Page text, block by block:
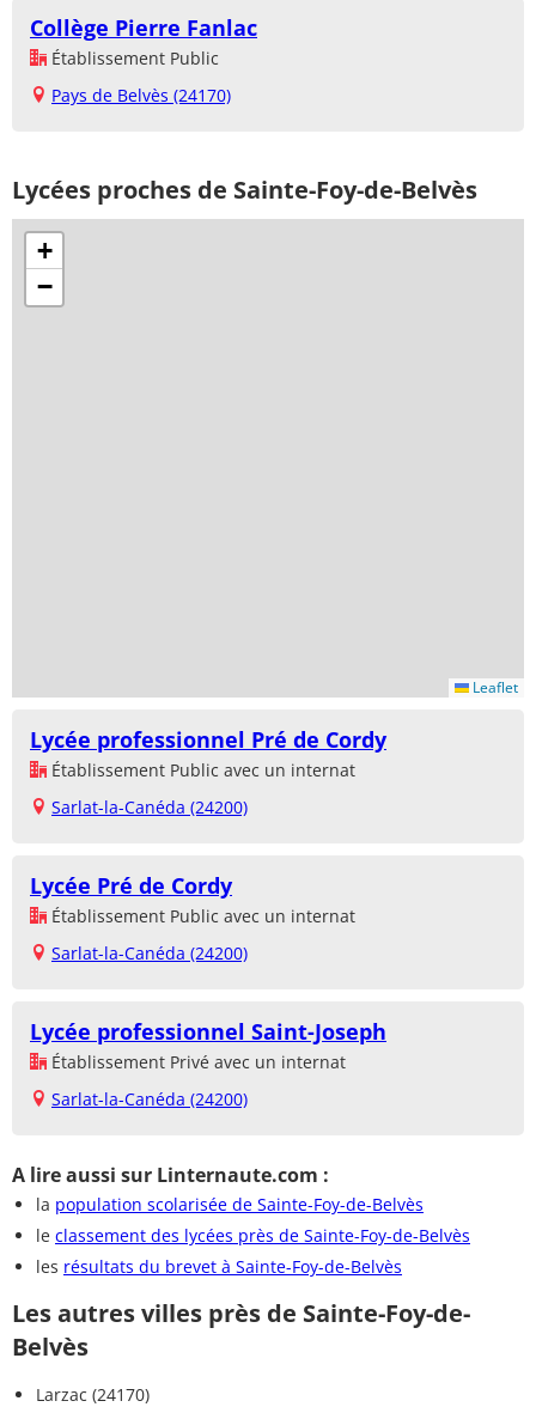
Collège Pierre Fanlac
Établissement Public
Pays de Belvès (24170)
Lycées proches de Sainte-Foy-de-Belvès
+
−
Leaflet
Lycée professionnel Pré de Cordy
Établissement Public avec un internat
Sarlat-la-Canéda (24200)
Lycée Pré de Cordy
Établissement Public avec un internat
Sarlat-la-Canéda (24200)
Lycée professionnel Saint-Joseph
Établissement Privé avec un internat
Sarlat-la-Canéda (24200)
A lire aussi sur Linternaute.com :
la population scolarisée de Sainte-Foy-de-Belvès
le classement des lycées près de Sainte-Foy-de-Belvès
les résultats du brevet à Sainte-Foy-de-Belvès
Les autres villes près de Sainte-Foy-de-
Belvès
Larzac (24170)